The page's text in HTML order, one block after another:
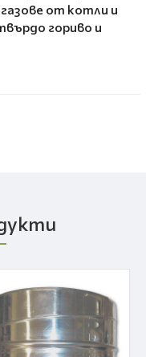
от котли и
гориво и